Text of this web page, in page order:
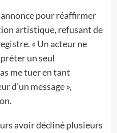
pour réaffirmer
artistique, refusant de
« Un acteur ne
un seul
me tuer en tant
d’un message »,
avoir décliné plusieurs